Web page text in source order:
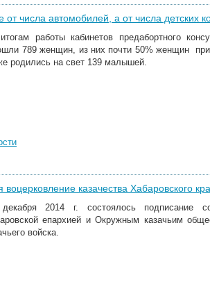
числа автомобилей, а от числа детских
работы кабинетов предабортного
789 женщин, из них почти 50% женщин
родились на свет 139 малышей.
казачества Хабаровского
2014 г. состоялось подписание
епархией и Окружным казачьим
войска.